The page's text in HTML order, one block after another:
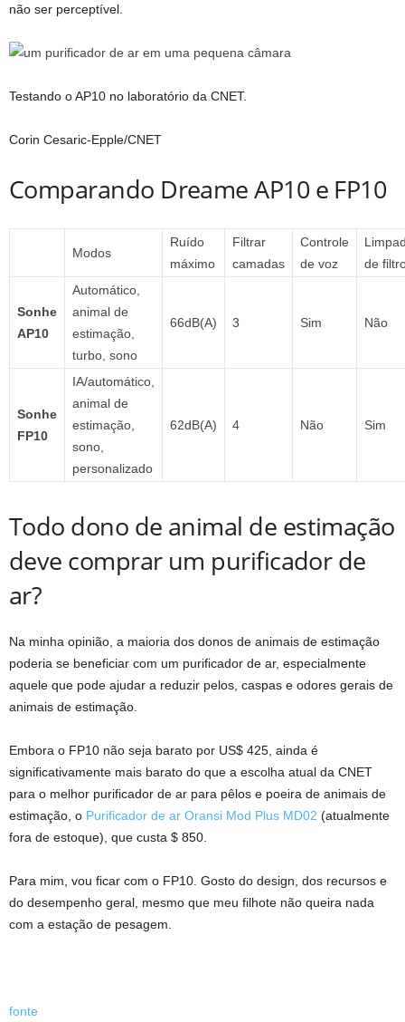
não ser perceptível.
Testando o AP10 no laboratório da CNET.
Corin Cesaric-Epple/CNET
Comparando Dreame AP10 e FP10
Modos
Ruído
máximo
Filtrar
camadas
Controle
de voz
de
Sonhe
AP10
Automático,
animal de
estimação,
turbo, sono
66dB(A) 3 Sim Não
Sonhe
FP10
IA/automático,
animal de
estimação,
sono,
personalizado
62dB(A) 4 Não Sim
Todo dono de animal de estimação
deve comprar um purificador de
ar?
Na minha opinião, a maioria dos donos de animais de estimação
poderia se beneficiar com um purificador de ar, especialmente
aquele que pode ajudar a reduzir pelos, caspas e odores gerais de
animais de estimação.
Embora o FP10 não seja barato por US$ 425, ainda é
significativamente mais barato do que a escolha atual da CNET
para o melhor purificador de ar para pêlos e poeira de animais de
estimação, o Purificador de ar Oransi Mod Plus MD02 (atualmente
fora de estoque), que custa $ 850.
Para mim, vou ficar com o FP10. Gosto do design, dos recursos e
do desempenho geral, mesmo que meu filhote não queira nada
com a estação de pesagem.
fonte